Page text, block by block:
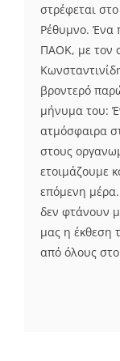
στρέφεται
Ρέθυμνο. Ένα
ΠΑΟΚ, με τον
βροντερό
μήνυμα του:
ατμόσφαιρα
στους
ετοιμάζουμε
επόμενη
δεν φτάνουν
μας η έκθεση
από όλους στο